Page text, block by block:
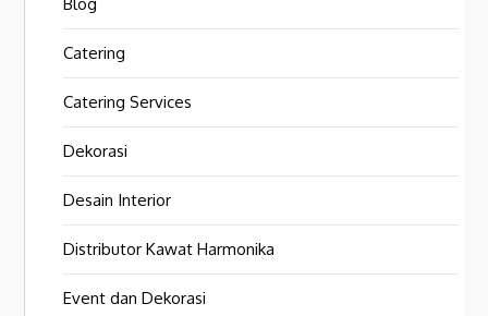
Catering
Catering Services
Dekorasi
Desain Interior
Distributor Kawat Harmonika
Event dan Dekorasi